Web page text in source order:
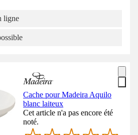
ligne
Cache pour Madeira Aquilo
blanc laiteux
Cet article n'a pas encore été
noté.